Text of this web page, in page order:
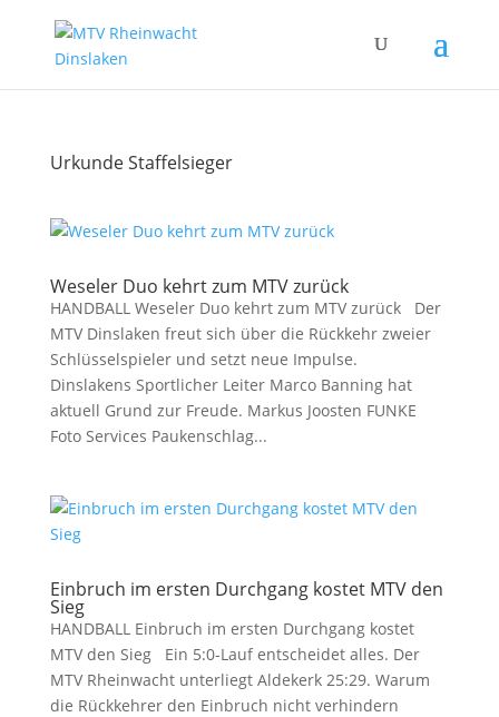
Urkunde Staffelsieger
Weseler Duo kehrt zum MTV zurück
HANDBALL Weseler Duo kehrt zum MTV zurück Der
MTV Dinslaken freut sich über die Rückkehr zweier
Schlüsselspieler und setzt neue Impulse.
Dinslakens Sportlicher Leiter Marco Banning hat
aktuell Grund zur Freude. Markus Joosten FUNKE
Foto Services Paukenschlag...
Einbruch im ersten Durchgang kostet MTV den
Sieg
HANDBALL Einbruch im ersten Durchgang kostet
MTV den Sieg Ein 5:0-Lauf entscheidet alles. Der
MTV Rheinwacht unterliegt Aldekerk 25:29. Warum
die Rückkehrer den Einbruch nicht verhindern